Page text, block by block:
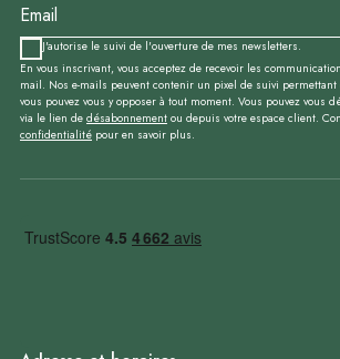
J'autorise le suivi de l'ouverture de mes newsletters.
En vous inscrivant, vous acceptez de recevoir les
mail. Nos e-mails peuvent contenir un pixel de suivi permettant
vous pouvez vous y opposer à tout moment. Vous pouvez vous
via le lien de désabonnement ou depuis votre espace client.
confidentialité pour en savoir plus.